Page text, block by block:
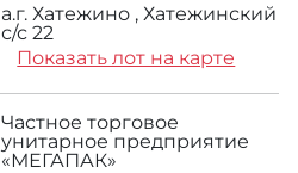
а.г. Хатежино , Хатежинский
с/с 22
Показать лот на карте
Частное торговое
унитарное предприятие
«МЕГАПАК»